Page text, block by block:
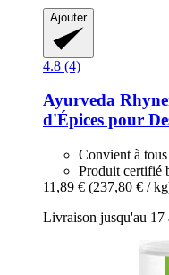
Ajouter
4.8 (4)
Ayurveda
d'Épices pour
Convient à
Produit certifié
11,89 € (237,80 € /
Livraison jusqu'au 17